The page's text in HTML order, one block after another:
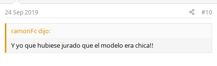
24 Sep 2019 #10
ramonFc dijo:
Y yo que hubiese jurado que el modelo era chica!!